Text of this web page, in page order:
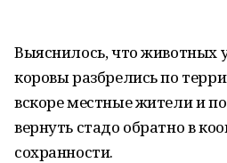
Выяснилось, что животных
коровы разбрелись по
вскоре местные жители и
вернуть стадо обратно в
сохранности.